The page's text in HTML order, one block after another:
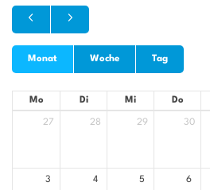
Monat Woche Tag
Mo Di Mi Do
27 28 29 30
3 4 5 6